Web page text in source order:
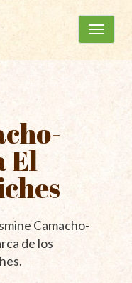
El
Camacho-
de los